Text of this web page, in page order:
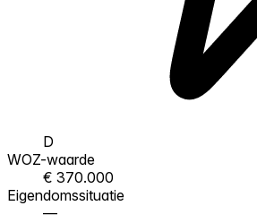
D
WOZ-waarde
€ 370.000
Eigendomssituatie
—